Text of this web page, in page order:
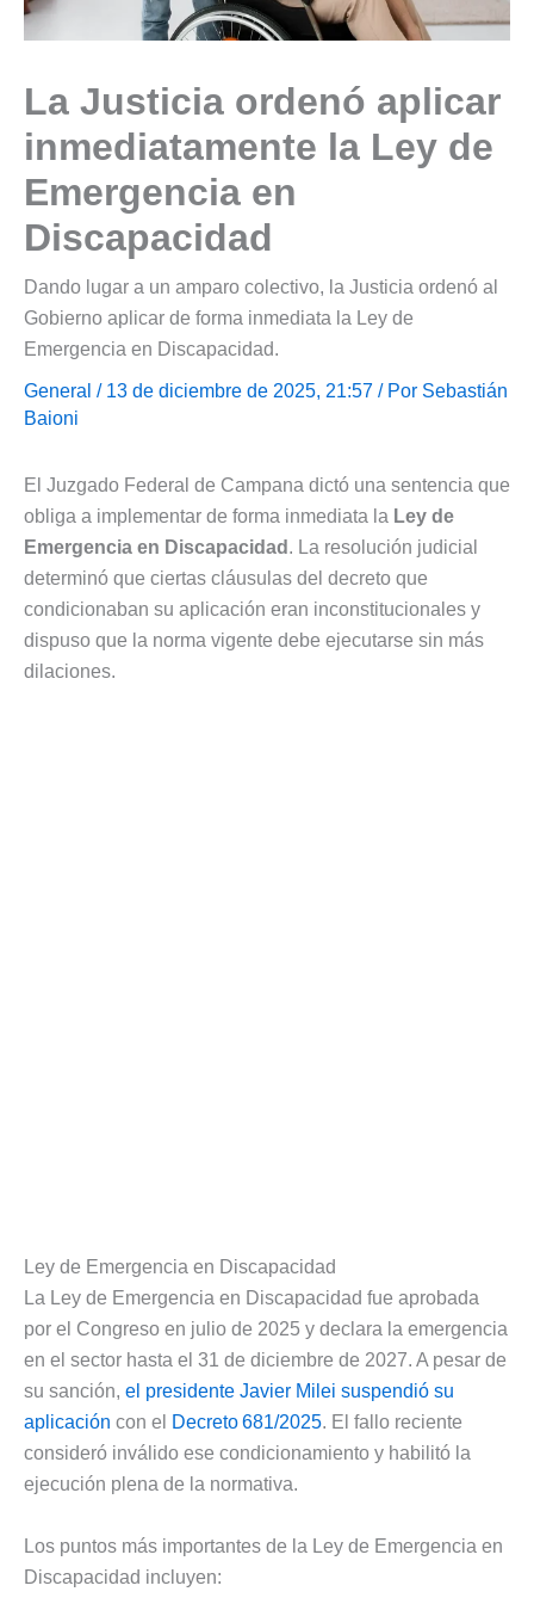
La Justicia ordenó aplicar
inmediatamente la Ley de
Emergencia en
Discapacidad
Dando lugar a un amparo colectivo, la Justicia ordenó al
Gobierno aplicar de forma inmediata la Ley de
Emergencia en Discapacidad.
General / 13 de diciembre de 2025, 21:57 / Por Sebastián
Baioni
El Juzgado Federal de Campana dictó una sentencia que
obliga a implementar de forma inmediata la Ley de
Emergencia en Discapacidad . La resolución judicial
determinó que ciertas cláusulas del decreto que
condicionaban su aplicación eran inconstitucionales y
dispuso que la norma vigente debe ejecutarse sin más
dilaciones.
Ley de Emergencia en Discapacidad
La Ley de Emergencia en Discapacidad fue aprobada
por el Congreso en julio de 2025 y declara la emergencia
en el sector hasta el 31 de diciembre de 2027. A pesar de
su sanción, el presidente Javier Milei suspendió su
aplicación con el Decreto 681/2025. El fallo reciente
consideró inválido ese condicionamiento y habilitó la
ejecución plena de la normativa.
Los puntos más importantes de la Ley de Emergencia en
Discapacidad incluyen: